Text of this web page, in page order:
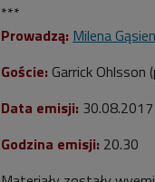
***
Prowadzą: Milena
Goście: Garrick Ohlsson
Data emisji: 30.08.2017
Godzina emisji: 20.30